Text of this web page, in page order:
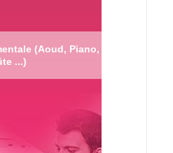
(Aoud, Piano,
...)